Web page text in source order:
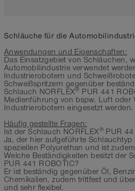
-30°C bis 100°C
Schläuche für die
Anwendungen und Eigenschaften:
Das Einsatzgebiet von Schläuchen,
Automobilindustrie verwendet
Industrierobotern und
Schweißspritzern gegenüber
Schlauch NORFLEX® PUR 441
Medienführung von bspw. Luft oder
Industrierobotern eingesetzt werden.
Häufig gestellte Fragen:
Ist der Schlauch NORFLEX® PUR
Ja, der hier aufgeführte Schlauchtyp
speziellen Polyurethan und ist
Welche Beständigkeiten besitzt der
PUR 441 ROBOTIC?
Er ist beständig gegenüber Öl,
Chemikalien, zudem trittfest und
und sehr flexibel.